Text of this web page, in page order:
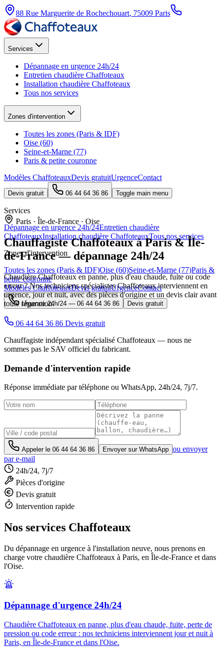
88 Rue Marguerite de Rochechouart, 75009 Paris
Services
Dépannage en urgence 24h/24
Entretien chaudière Chaffoteaux
Installation chaudière Chaffoteaux
Tous nos services
Zones d'intervention
Toutes les zones (Paris & IDF)
Oise (60)
Seine-et-Marne (77)
Paris & petite couronne
Modèles ChaffoteauxDevis gratuitUrgenceContact
Devis gratuit 06 44 64 36 86 Toggle main menu
Services
Dépannage en urgence 24h/24Entretien chaudière
ChaffoteauxInstallation chaudière ChaffoteauxTous nos services
Zones d'intervention
Toutes les zones (Paris & IDF)Oise (60)Seine-et-Marne (77)Paris &
petite couronne
Modèles ChaffoteauxDevis gratuitUrgenceContact
Urgence 24h/24 — 06 44 64 36 86 Devis gratuit
Paris · Île-de-France · Oise
ChauffagisteChaffoteauxà Paris & Île-
de-France — dépannage 24h/24
Chaudière Chaffoteaux en panne, plus d'eau chaude, fuite ou code
erreur ? Nos techniciens spécialistes Chaffoteaux interviennent en
urgence, jour et nuit, avec des pièces d'origine et un devis clair avant
toute réparation.
06 44 64 36 86 Devis gratuit
Chauffagiste indépendant spécialisé Chaffoteaux — nous ne
sommes pas le SAV officiel du fabricant.
Demande d'intervention rapide
Réponse immédiate par téléphone ou WhatsApp, 24h/24, 7j/7.
Appeler le 06 44 64 36 86 Envoyer sur WhatsApp ou envoyer
par e-mail
24h/24, 7j/7
Pièces d'origine
Devis gratuit
Intervention rapide
Nos services Chaffoteaux
Du dépannage en urgence à l'installation neuve, nous prenons en
charge votre chaudière Chaffoteaux à Paris, en Île-de-France et dans
l'Oise.
Dépannage d'urgence 24h/24
Chaudière Chaffoteaux en panne, plus d'eau chaude, fuite, perte de
pression ou code erreur : nos techniciens interviennent jour et nuit à
Paris, en Île-de-France et dans l'Oise.